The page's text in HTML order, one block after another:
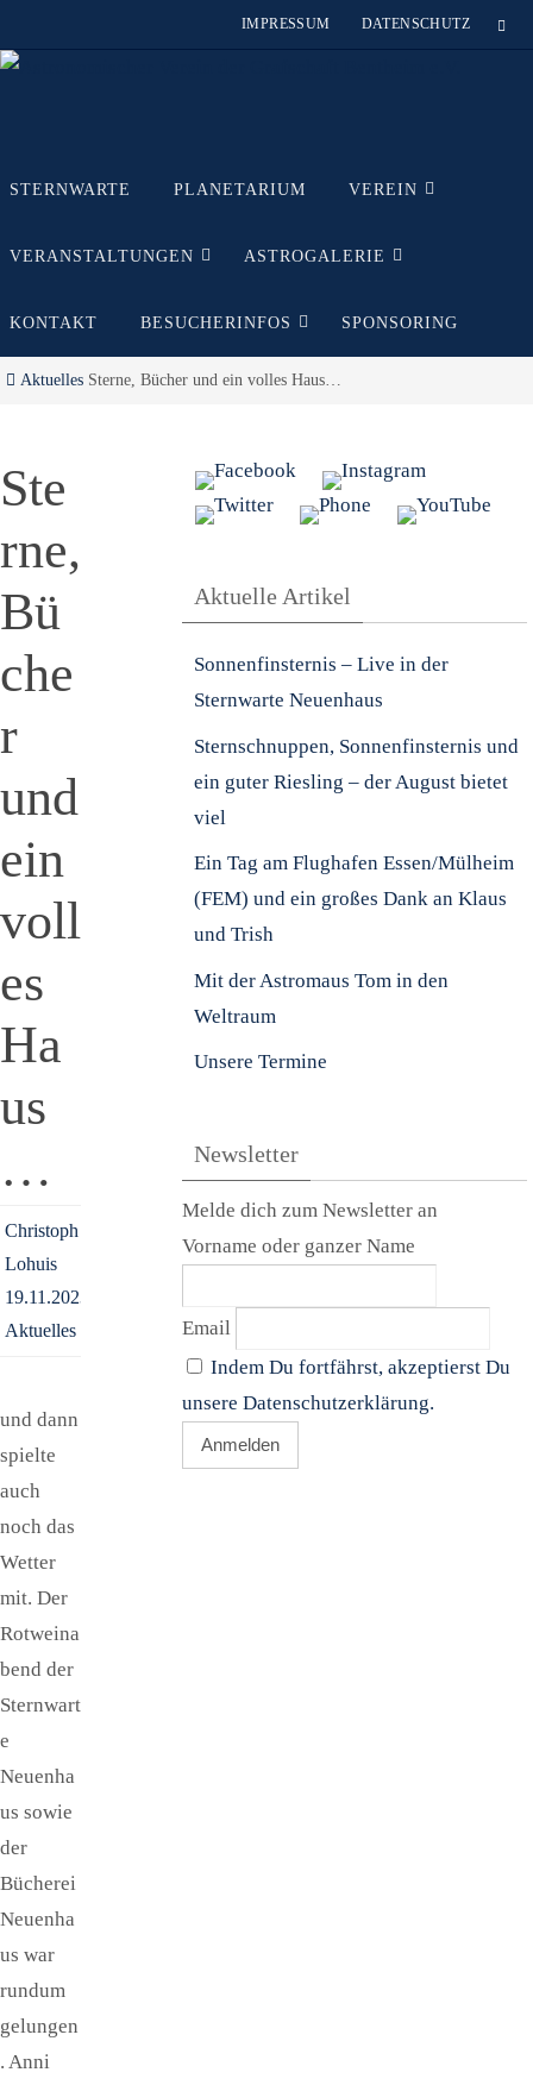
Inhalt
IMPRESSUM DATENSCHUTZ
Inhalt
STERNWARTE PLANETARIUM VEREIN
VERANSTALTUNGEN ASTROGALERIE
KONTAKT BESUCHERINFOS SPONSORING
Start
Aktuelles Sterne, Bücher und ein volles Haus…
Ste
rne,
Bü
che
r
und
ein
voll
es
Ha
us
…
Christoph
Lohuis
19.11.2023
Aktuelles
und dann
spielte
auch
noch das
Wetter
mit. Der
Rotweina
bend der
Sternwart
e
Neuenha
us sowie
der
Bücherei
Neuenha
us war
rundum
gelungen
. Anni
Aktuelle Artikel
Sonnenfinsternis – Live in der
Sternwarte Neuenhaus
Sternschnuppen, Sonnenfinsternis und
ein guter Riesling – der August bietet
viel
Ein Tag am Flughafen Essen/Mülheim
(FEM) und ein großes Dank an Klaus
und Trish
Mit der Astromaus Tom in den
Weltraum
Unsere Termine
Newsletter
Melde dich zum Newsletter an
Vorname oder ganzer Name
Email
Indem Du fortfährst, akzeptierst Du
unsere Datenschutzerklärung.